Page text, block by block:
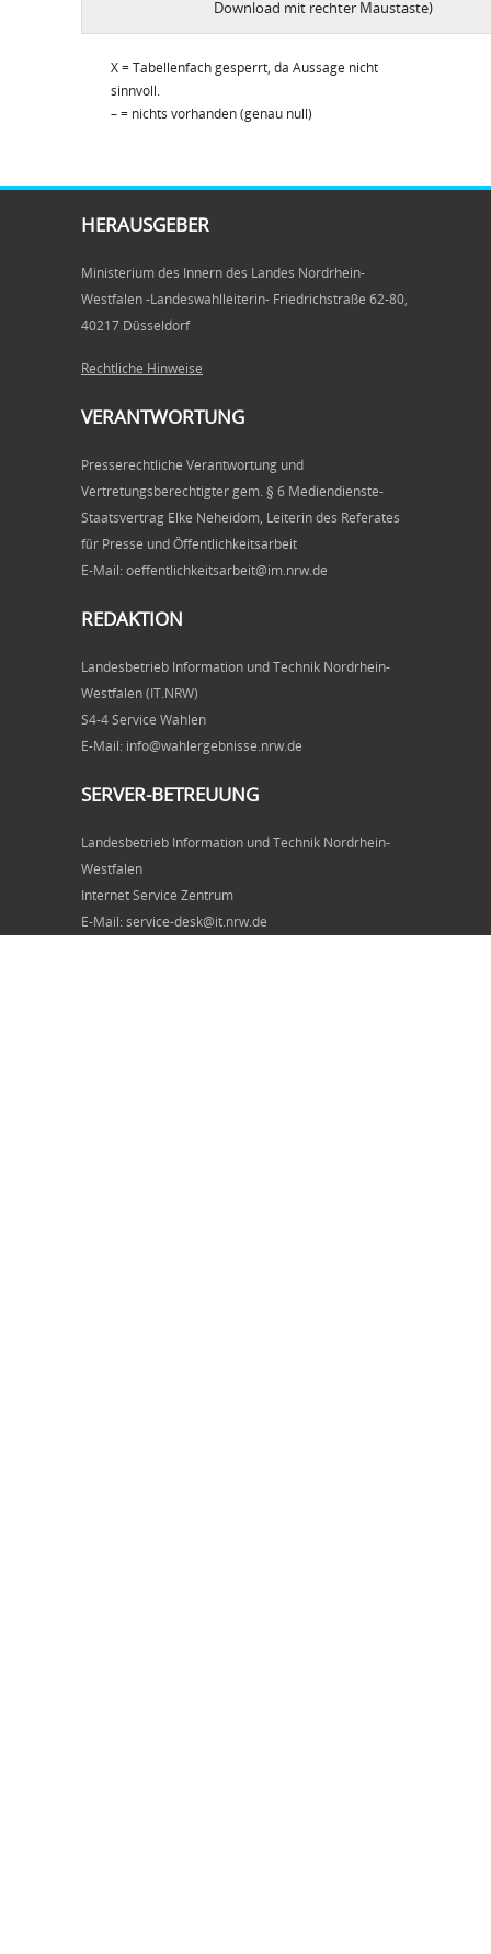
Download mit rechter Maustaste)
X = Tabellenfach gesperrt, da Aussage nicht
sinnvoll.
– = nichts vorhanden (genau null)
HERAUSGEBER
Ministerium des Innern des Landes Nordrhein-
Westfalen -Landeswahlleiterin- Friedrichstraße 62-80,
40217 Düsseldorf
Rechtliche Hinweise
VERANTWORTUNG
Presserechtliche Verantwortung und
Vertretungsberechtigter gem. § 6 Mediendienste-
Staatsvertrag Elke Neheidom, Leiterin des Referates
für Presse und Öffentlichkeitsarbeit
E-Mail: oeffentlichkeitsarbeit@im.nrw.de
REDAKTION
Landesbetrieb Information und Technik Nordrhein-
Westfalen (IT.NRW)
S4-4 Service Wahlen
E-Mail: info@wahlergebnisse.nrw.de
SERVER-BETREUUNG
Landesbetrieb Information und Technik Nordrhein-
Westfalen
Internet Service Zentrum
E-Mail: service-desk@it.nrw.de